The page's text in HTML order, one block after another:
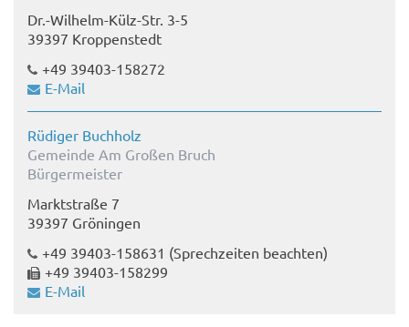
Dr.-Wilhelm-Külz-Str. 3-5
39397 Kroppenstedt
+49 39403-158272
E-Mail
Rüdiger Buchholz
Gemeinde Am Großen Bruch
Bürgermeister
Marktstraße 7
39397 Gröningen
+49 39403-158631 (Sprechzeiten beachten)
+49 39403-158299
E-Mail